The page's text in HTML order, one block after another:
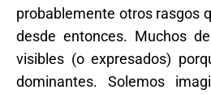
probablemente otros rasgos
desde entonces. Muchos
visibles (o expresados)
dominantes. Solemos